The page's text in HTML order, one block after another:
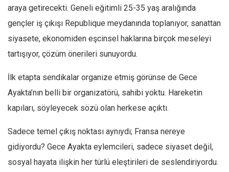
araya getirecekti. Geneli eğitimli 25-35 yaş aralığında
gençler iş çıkışı Republique meydanında toplanıyor, sanattan
siyasete, ekonomiden eşcinsel haklarına birçok meseleyi
tartışıyor, çözüm önerileri sunuyordu.
İlk etapta sendikalar organize etmiş görünse de Gece
Ayakta’nın belli bir organizatörü, sahibi yoktu. Hareketin
kapıları, söyleyecek sözü olan herkese açıktı.
Sadece temel çıkış noktası aynıydı; Fransa nereye
gidiyordu? Gece Ayakta eylemcileri, sadece siyaset değil,
sosyal hayata ilişkin her türlü eleştirileri de seslendiriyordu.